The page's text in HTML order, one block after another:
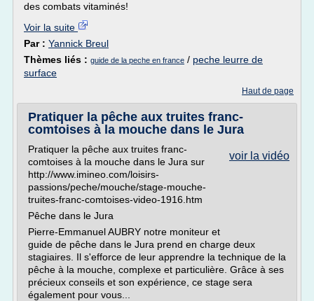
des combats vitaminés!
Voir la suite
Par : Yannick Breul
Thèmes liés : guide de la peche en france / peche leurre de
surface
Haut de page
Pratiquer la pêche aux truites franc-
comtoises à la mouche dans le Jura
voir la vidéo
Pratiquer la pêche aux truites franc-
comtoises à la mouche dans le Jura sur
http://www.imineo.com/loisirs-
passions/peche/mouche/stage-mouche-
truites-franc-comtoises-video-1916.htm
Pêche dans le Jura
Pierre-Emmanuel AUBRY notre moniteur et
guide de pêche dans le Jura prend en charge deux
stagiaires. Il s'efforce de leur apprendre la technique de la
pêche à la mouche, complexe et particulière. Grâce à ses
précieux conseils et son expérience, ce stage sera
également pour vous...